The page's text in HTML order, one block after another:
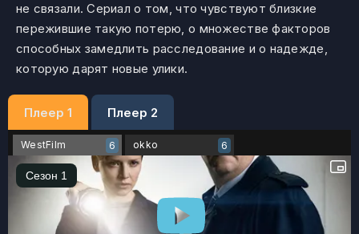
не связали. Сериал о том, что чувствуют близкие
пережившие такую потерю, о множестве факторов
способных замедлить расследование и о надежде,
которую дарят новые улики.
Плеер 1 Плеер 2
WestFilm 6 okko 6